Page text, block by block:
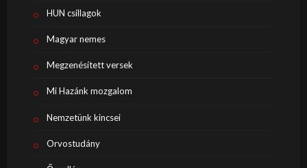
HUN csillagok
Magyar nemes
Megzenésített versek
Mi Hazánk mozgalom
Nemzetünk kincsei
Orvostudány